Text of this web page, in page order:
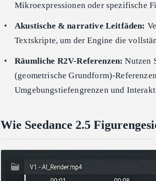
Mikroexpressionen oder spezifische
Akustische & narrative Leitfäden:
Textskripte, um der Engine die
Räumliche R2V-Referenzen: Nutzen
(geometrische Grundform)-
Umgebungstiefengrenzen und
Wie Seedance 2.5